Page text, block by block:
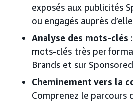
exposés aux publicités
ou engagés auprès
Analyse des mots-clés
mots-clés très
Brands et sur
Cheminement vers la
Comprenez le parcours